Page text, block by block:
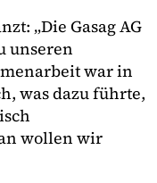
„Die Gasag AG
unseren
war in
was dazu führte,
wollen wir